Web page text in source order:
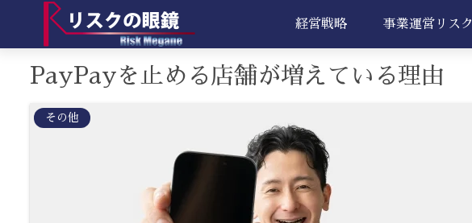
経営戦略 事業運営リスク
PayPayを止める店舗が増えている理由
その他